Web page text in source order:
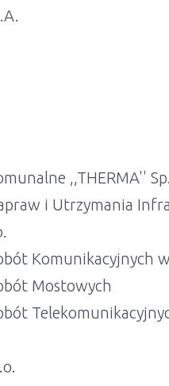
,,THERMA''
i Utrzymania
Komunikacyjnych
Mostowych